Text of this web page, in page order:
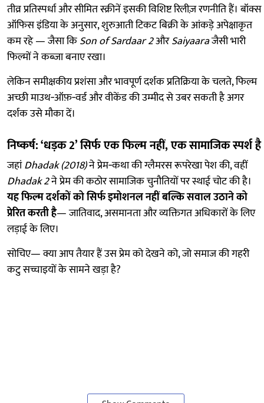
तीव्र प्रतिस्पर्धा और सीमित स्क्रीनें इसकी विशिष्ट रिलीज़ रणनीति हैं। बॉक्स
ऑफिस इंडिया के अनुसार, शुरुआती टिकट बिक्री के आंकड़े अपेक्षाकृत
कम रहे — जैसा किSon of Sardaar 2औरSaiyaaraजैसी भारी
फिल्मों ने कब्ज़ा बनाए रखा।
लेकिन समीक्षकीय प्रशंसा और भावपूर्ण दर्शक प्रतिक्रिया के चलते, फिल्म
अच्छी माउथ‑ऑफ़‑वर्ड और वीकेंड की उम्मीद से उबर सकती है अगर
दर्शक उसे मौका दें।
निष्कर्ष: ‘धड़क 2’ सिर्फ एक फिल्म नहीं, एक सामाजिक स्पर्श है
जहांDhadak (2018)ने प्रेम‑कथा की ग्लैमरस रूपरेखा पेश की, वहीं
Dhadak 2ने प्रेम की कठोर सामाजिक चुनौतियों पर स्थाई चोट की है।
यह फिल्म दर्शकों को सिर्फ इमोशनल नहीं बल्कि सवाल उठाने को
प्रेरित करती है— जातिवाद, असमानता और व्यक्तिगत अधिकारों के लिए
लड़ाई के लिए।
सोचिए— क्या आप तैयार हैं उस प्रेम को देखने को, जो समाज की गहरी
कटु सच्चाइयों के सामने खड़ा है?